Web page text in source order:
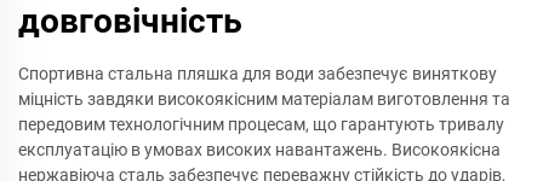
довговічність
Спортивна стальна пляшка для води забезпечує виняткову
міцність завдяки високоякісним матеріалам виготовлення та
передовим технологічним процесам, що гарантують тривалу
експлуатацію в умовах високих навантажень. Високоякісна
нержавіюча сталь забезпечує переважну стійкість до ударів,